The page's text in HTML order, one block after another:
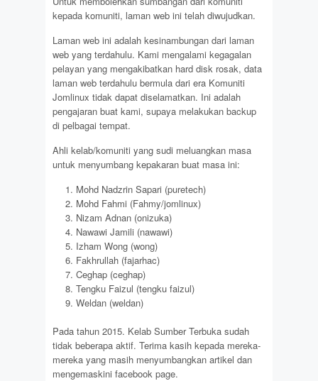
kepada komuniti, laman web ini telah diwujudkan.
Laman web ini adalah kesinambungan dari laman
web yang terdahulu. Kami mengalami kegagalan
pelayan yang mengakibatkan hard disk rosak, data
laman web terdahulu bermula dari era Komuniti
Jomlinux tidak dapat diselamatkan. Ini adalah
pengajaran buat kami, supaya melakukan backup
di pelbagai tempat.
Ahli kelab/komuniti yang sudi meluangkan masa
untuk menyumbang kepakaran buat masa ini:
Mohd Nadzrin Sapari (puretech)
Mohd Fahmi (Fahmy/jomlinux)
Nizam Adnan (onizuka)
Nawawi Jamili (nawawi)
Izham Wong (wong)
Fakhrullah (fajarhac)
Ceghap (ceghap)
Tengku Faizul (tengku faizul)
Weldan (weldan)
Pada tahun 2015. Kelab Sumber Terbuka sudah
tidak beberapa aktif. Terima kasih kepada mereka-
mereka yang masih menyumbangkan artikel dan
mengemaskini facebook page.